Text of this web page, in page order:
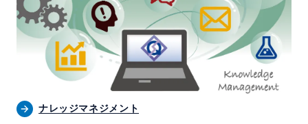
ナレッジマネジメント